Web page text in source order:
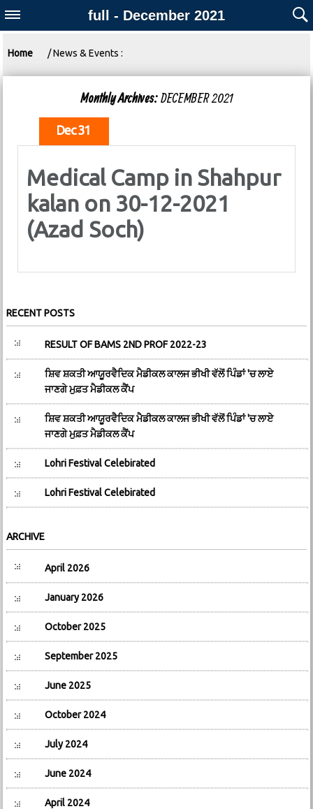
full - December 2021
Home / News & Events :
Monthly Archives:DECEMBER 2021
Dec 31
Medical Camp in Shahpur
kalan on 30-12-2021
(Azad Soch)
RECENT POSTS
RESULT OF BAMS 2ND PROF 2022-23
ਸ਼ਿਵ ਸ਼ਕਤੀ ਆਯੂਰਵੈਦਿਕ ਮੈਡੀਕਲ ਕਾਲਜ ਭੀਖੀ ਵੱਲੋਂ ਪਿੰਡਾਂ 'ਚ ਲਾਏ
ਜਾਣਗੇ ਮੁਫ਼ਤ ਮੈਡੀਕਲ ਕੈਂਪ
ਸ਼ਿਵ ਸ਼ਕਤੀ ਆਯੂਰਵੈਦਿਕ ਮੈਡੀਕਲ ਕਾਲਜ ਭੀਖੀ ਵੱਲੋਂ ਪਿੰਡਾਂ 'ਚ ਲਾਏ
ਜਾਣਗੇ ਮੁਫ਼ਤ ਮੈਡੀਕਲ ਕੈਂਪ
Lohri Festival Celebirated
Lohri Festival Celebirated
ARCHIVE
April 2026
January 2026
October 2025
September 2025
June 2025
October 2024
July 2024
June 2024
April 2024